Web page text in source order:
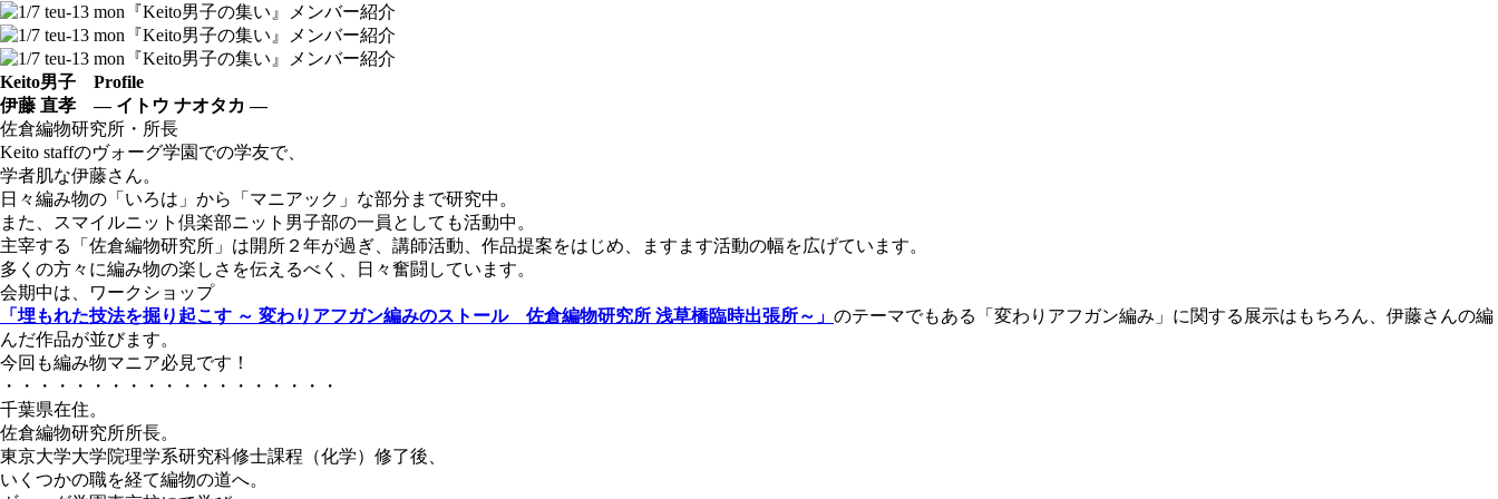
Keito男子 Profile
伊藤 直孝 ― イトウ ナオタカ ―
佐倉編物研究所・所長
Keito staffのヴォーグ学園での学友で、
学者肌な伊藤さん。
日々編み物の「いろは」から「マニアック」な部分まで研究中。
また、スマイルニット倶楽部ニット男子部の一員としても活動中。
主宰する「佐倉編物研究所」は開所２年が過ぎ、講師活動、作品提案をはじめ、ますます活動の幅を広げています。
多くの方々に編み物の楽しさを伝えるべく、日々奮闘しています。
会期中は、ワークショップ
「埋もれた技法を掘り起こす ～ 変わりアフガン編みのストール 佐倉編物研究所 浅草橋臨時出張所～」 のテーマでもある「変わりアフガン編み」に関する展示はもちろん、伊藤さんの編
んだ作品が並びます。
今回も編み物マニア必見です！
・・・・・・・・・・・・・・・・・・・
千葉県在住。
佐倉編物研究所所長。
東京大学大学院理学系研究科修士課程（化学）修了後、
いくつかの職を経て編物の道へ。